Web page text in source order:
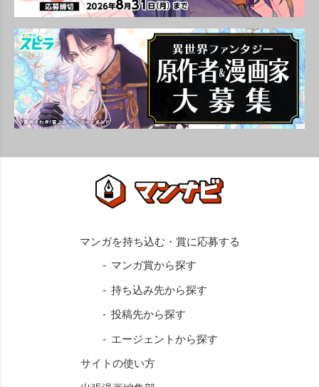
マンガ賞から探す
持ち込み先から探す
投稿先から探す
エージェントから探す
サイトの使い方